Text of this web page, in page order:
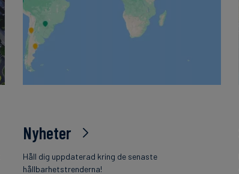
Nyheter
Håll dig uppdaterad kring de senaste
hållbarhetstrenderna!